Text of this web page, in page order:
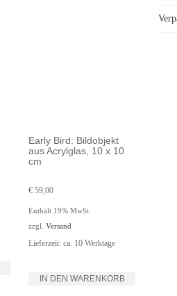
Early Bird: Bildobjekt
aus Acrylglas, 10 x 10
cm
€ 59,00
Enthält 19% MwSt.
zzgl.Versand
Lieferzeit: ca. 10 Werktage
IN DEN WARENKORB